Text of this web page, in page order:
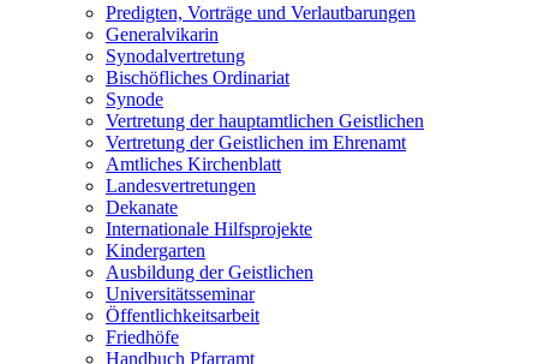
Predigten, Vorträge und Verlautbarungen
Generalvikarin
Synodalvertretung
Bischöfliches Ordinariat
Synode
Vertretung der hauptamtlichen Geistlichen
Vertretung der Geistlichen im Ehrenamt
Amtliches Kirchenblatt
Landesvertretungen
Dekanate
Internationale Hilfsprojekte
Kindergarten
Ausbildung der Geistlichen
Universitätsseminar
Öffentlichkeitsarbeit
Friedhöfe
Handbuch Pfarramt